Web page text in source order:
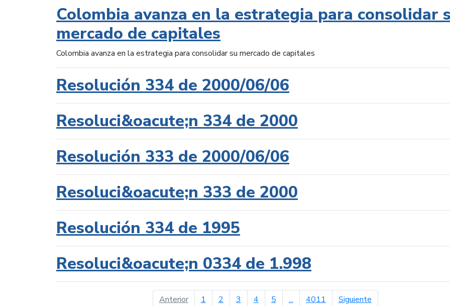
Colombia avanza en la estrategia para consolidar
mercado de capitales
Colombia avanza en la estrategia para consolidar su mercado de capitales
Resolución 334 de 2000/06/06
Resoluci&oacute;n 334 de 2000
Resolución 333 de 2000/06/06
Resoluci&oacute;n 333 de 2000
Resolución 334 de 1995
Resoluci&oacute;n 0334 de 1.998
Anteriorpágina anterior
1 2 3 4 5 ... 4011 Siguientepágina siguiente